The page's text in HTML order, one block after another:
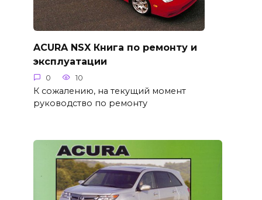
ACURA NSX Книга по ремонту и
эксплуатации
0 10
К сожалению, на текущий момент
руководство по ремонту